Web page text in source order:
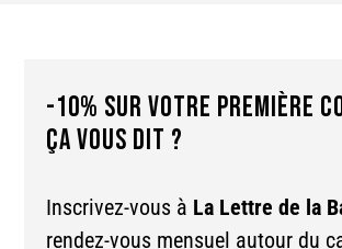
-10% SUR VOTRE PREMIÈRE
ÇA VOUS DIT ?
Inscrivez-vous à La Lettre de la
rendez-vous mensuel autour du